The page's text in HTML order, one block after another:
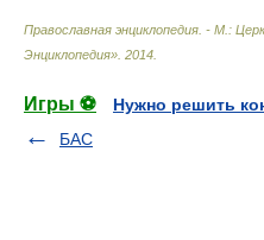
Православная энциклопедия. - М.:
Энциклопедия» 2014
Игры ⚽
Нужно решить
БАС